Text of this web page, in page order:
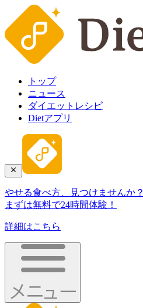
トップ
ニュース
ダイエットレシピ
Dietアプリ
やせる食べ方、見つけませんか？
まずは無料で24時間体験！
詳細はこちら